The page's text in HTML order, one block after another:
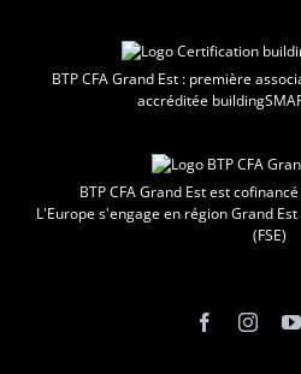
BTP CFA Grand Est : première
accréditée
BTP CFA Grand Est est
L'Europe s'engage en région Grand
(FSE)
Facebook